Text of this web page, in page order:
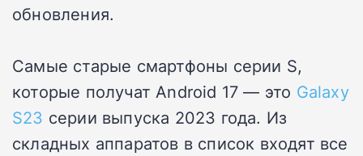
обновления.
Самые старые смартфоны серии S,
которые получат Android 17 — это Galaxy
S23 серии выпуска 2023 года. Из
складных аппаратов в список входят все